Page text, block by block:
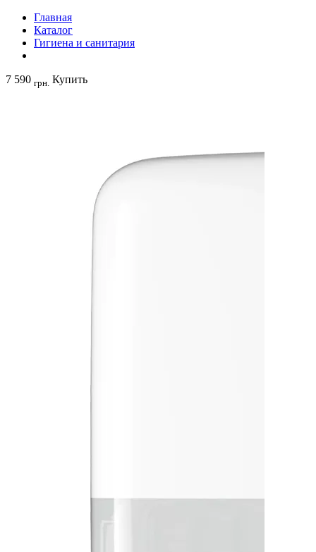
Главная
Каталог
Гигиена и санитария
7 590 грн. Купить